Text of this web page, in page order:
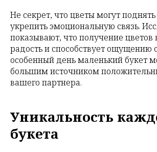
Не секрет, что цветы могут
укрепить эмоциональную связь.
показывают, что получение цветов
радость и способствует ощущению
особенный день маленький букет
большим источником
вашего партнера.
Уникальность
букета